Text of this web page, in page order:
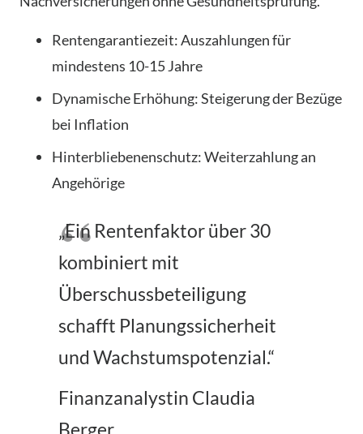
Rentengarantiezeit: Auszahlungen für
mindestens 10-15 Jahre
Dynamische Erhöhung: Steigerung der Bezüge
bei Inflation
Hinterbliebenenschutz: Weiterzahlung an
Angehörige
„Ein Rentenfaktor über 30
kombiniert mit
Überschussbeteiligung
schafft Planungssicherheit
und Wachstumspotenzial.“
Finanzanalystin Claudia
Berger